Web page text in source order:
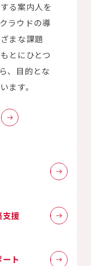
る案内人を
ラウドの導
まな課題
とにひとつ
、目的とな
ます。
支援
ト